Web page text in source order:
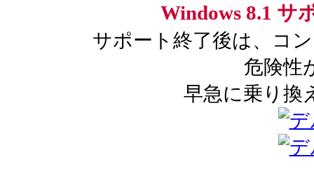
Windows 8.1 サ
サポート終了後は、コ
危険性
早急に乗り換